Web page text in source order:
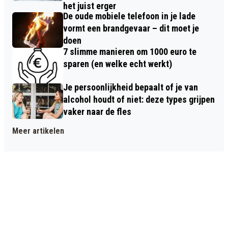
het juist erger
De oude mobiele telefoon in je lade
vormt een brandgevaar – dit moet je
doen
7 slimme manieren om 1000 euro te
sparen (en welke echt werkt)
Je persoonlijkheid bepaalt of je van
alcohol houdt of niet: deze types grijpen
vaker naar de fles
Meer artikelen